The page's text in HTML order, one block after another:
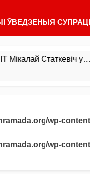
ЎВЕДЗЕНЫЯ
у…
wp-
wp-